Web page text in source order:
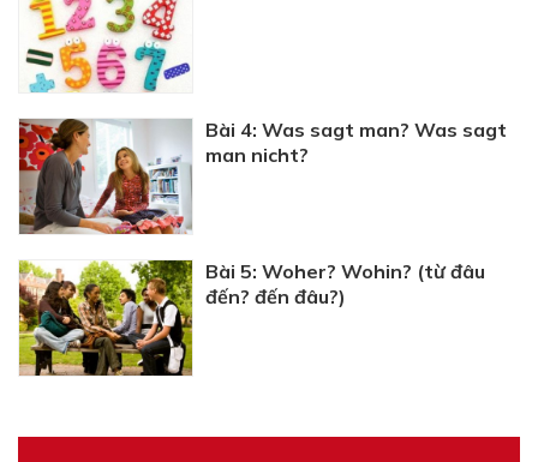
Bài 4: Was sagt man? Was sagt
man nicht?
Bài 5: Woher? Wohin? (từ đâu
đến? đến đâu?)